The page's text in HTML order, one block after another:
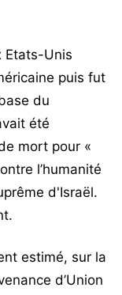
Etats-Unis
puis fut
du
été
mort pour «
l’humanité
d'Israël.
estimé, sur la
d’Union